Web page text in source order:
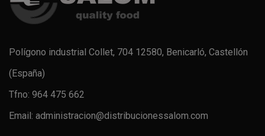
Polígono industrial Collet, 704 12580, Benicarló, Castellón
(España)
Tfno: 964 475 662
Email: administracion@distribucionessalom.com